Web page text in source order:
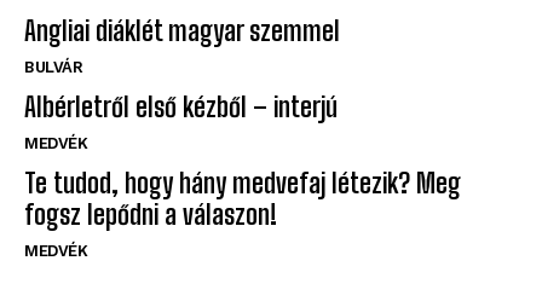
Angliai diáklét magyar szemmel
BULVÁR
Albérletről első kézből – interjú
MEDVÉK
Te tudod, hogy hány medvefaj létezik? Meg
fogsz lepődni a válaszon!
MEDVÉK